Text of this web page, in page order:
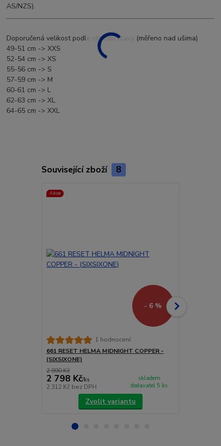
AS/NZS).
Doporučená velikost podle obvodu hlavy (měřeno nad ušima)
49-51 cm -> XXS
52-54 cm -> XS
55-56 cm -> S
57-59 cm -> M
60-61 cm -> L
62-63 cm -> XL
64-65 cm -> XXL
Související zboží 8
Akce
- 6 %
1 hodnocení
661 RESET HELMA MIDNIGHT COPPER -
(SIXSIXONE)
2 990 Kč
2 798 Kč/ks
2 312 Kč bez DPH
skladem
dodavatel 5 ks
Zvolit variantu